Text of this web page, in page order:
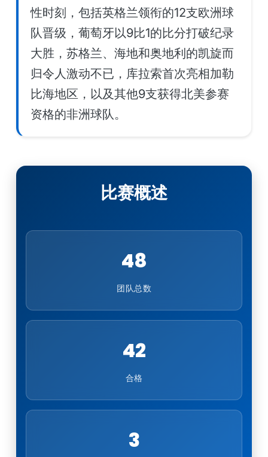
性时刻，包括英格兰领衔的12支欧洲球
队晋级，葡萄牙以9比1的比分打破纪录
大胜，苏格兰、海地和奥地利的凯旋而
归令人激动不已，库拉索首次亮相加勒
比海地区，以及其他9支获得北美参赛
资格的非洲球队。
比赛概述
48
团队总数
42
合格
3